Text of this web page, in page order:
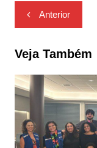
Navegação
de
Post
Anterior
Veja Também